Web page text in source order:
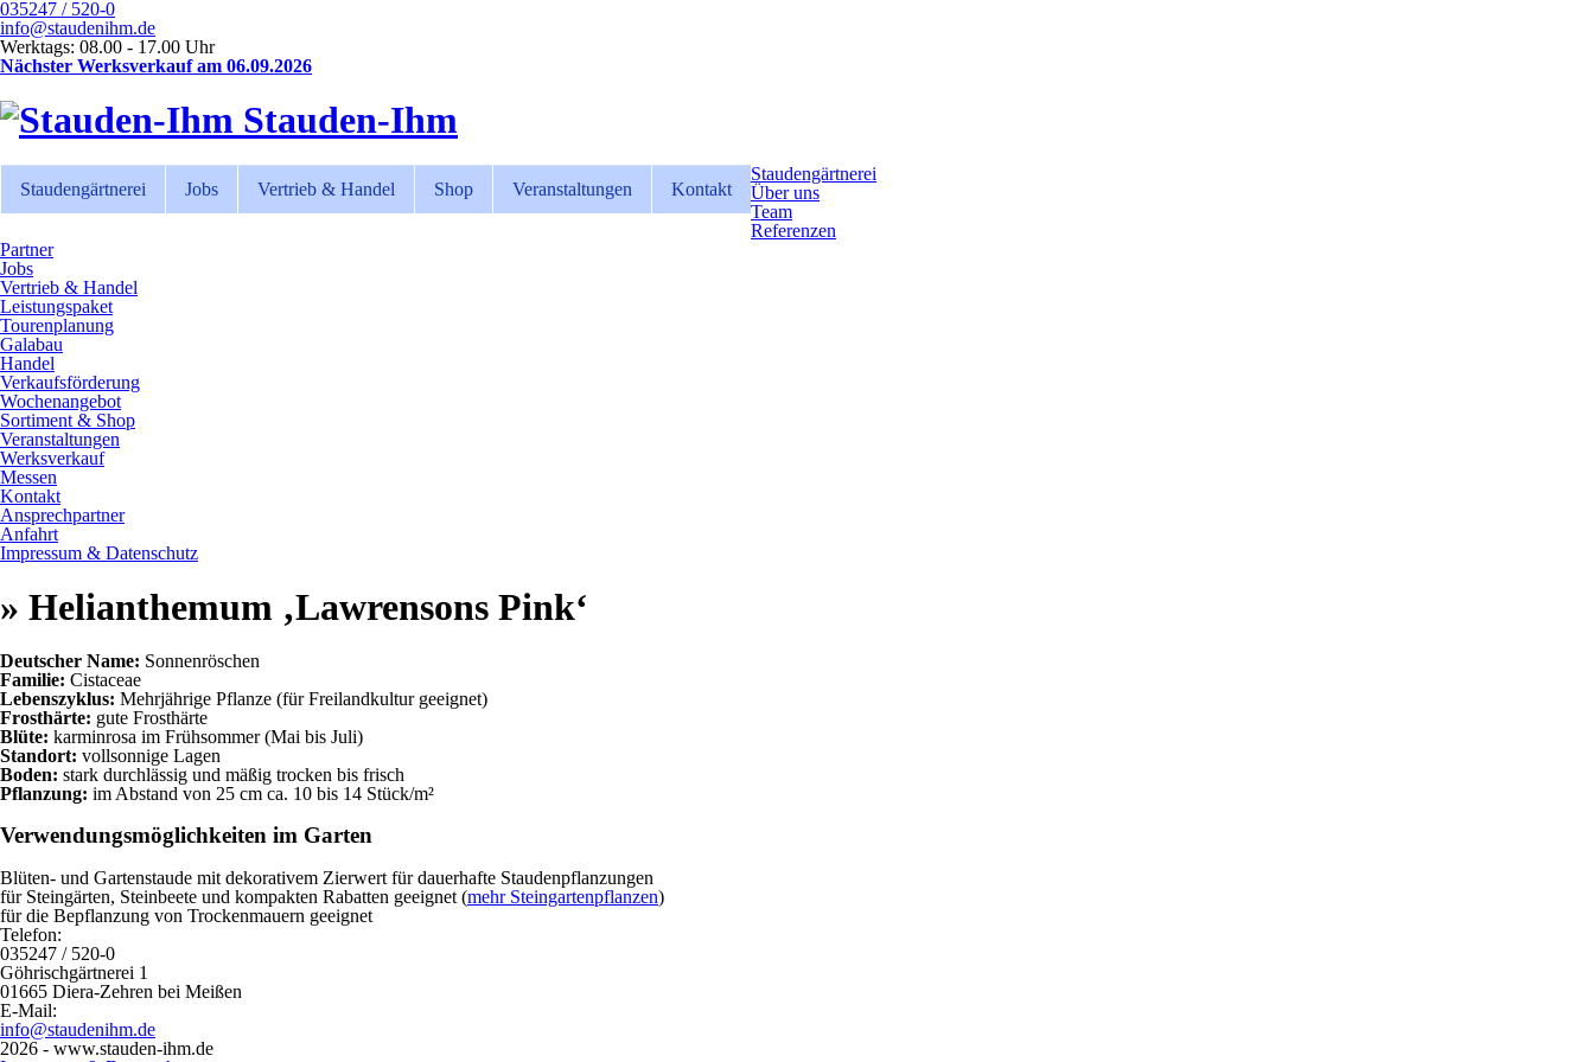
035247 / 520-0
info@staudenihm.de
Werktags: 08.00 - 17.00 Uhr
Nächster Werksverkauf am 06.09.2026
Stauden-Ihm
Staudengärtnerei Jobs Vertrieb & Handel Shop Veranstaltungen Kontakt
Staudengärtnerei
Über uns
Team
Referenzen
Partner
Jobs
Vertrieb & Handel
Leistungspaket
Tourenplanung
Galabau
Handel
Verkaufsförderung
Wochenangebot
Sortiment & Shop
Veranstaltungen
Werksverkauf
Messen
Kontakt
Ansprechpartner
Anfahrt
Impressum & Datenschutz
» Helianthemum ‚Lawrensons Pink‘
Deutscher Name: Sonnenröschen
Familie: Cistaceae
Lebenszyklus: Mehrjährige Pflanze (für Freilandkultur geeignet)
Frosthärte: gute Frosthärte
Blüte: karminrosa im Frühsommer (Mai bis Juli)
Standort: vollsonnige Lagen
Boden: stark durchlässig und mäßig trocken bis frisch
Pflanzung: im Abstand von 25 cm ca. 10 bis 14 Stück/m²
Verwendungsmöglichkeiten im Garten
Blüten- und Gartenstaude mit dekorativem Zierwert für dauerhafte Staudenpflanzungen
für Steingärten, Steinbeete und kompakten Rabatten geeignet (mehr Steingartenpflanzen)
für die Bepflanzung von Trockenmauern geeignet
Telefon:
035247 / 520-0
Göhrischgärtnerei 1
01665 Diera-Zehren bei Meißen
E-Mail:
info@staudenihm.de
2026 - www.stauden-ihm.de